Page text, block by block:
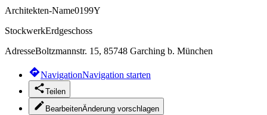
Architekten-Name0199Y
StockwerkErdgeschoss
AdresseBoltzmannstr. 15, 85748 Garching b. München
NavigationNavigation starten
Teilen
BearbeitenÄnderung vorschlagen